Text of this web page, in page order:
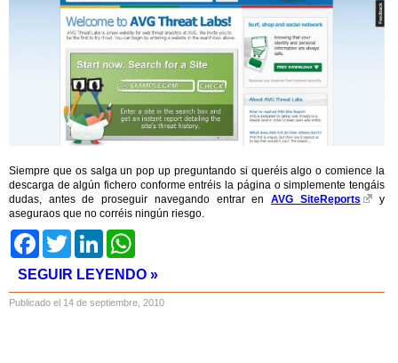
Siempre que os salga un pop up preguntando si queréis algo o comience la
descarga de algún fichero conforme entréis la página o simplemente tengáis
dudas, antes de proseguir navegando entrar en AVG SiteReports
y
aseguraos que no corréis ningún riesgo.
FacebookTwitter LinkedIn
SEGUIR LEYENDO »
Publicado el 14 de septiembre, 2010